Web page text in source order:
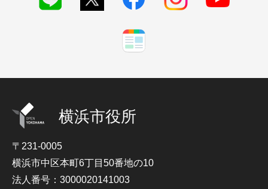
横浜市役所
〒231-0005
横浜市中区本町6丁目50番地の10
法人番号：3000020141003